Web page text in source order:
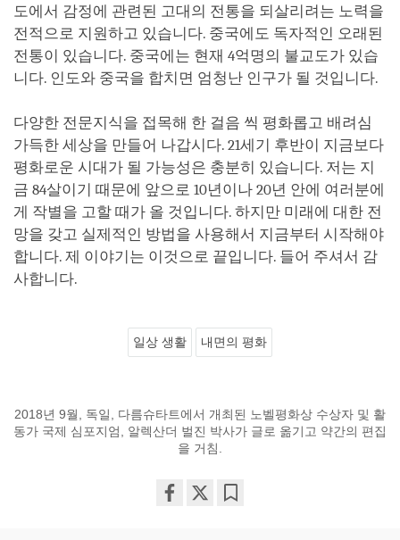
도에서 감정에 관련된 고대의 전통을 되살리려는 노력을
전적으로 지원하고 있습니다. 중국에도 독자적인 오래된
전통이 있습니다. 중국에는 현재 4억명의 불교도가 있습
니다. 인도와 중국을 합치면 엄청난 인구가 될 것입니다.
다양한 전문지식을 접목해 한 걸음 씩 평화롭고 배려심
가득한 세상을 만들어 나갑시다. 21세기 후반이 지금보다
평화로운 시대가 될 가능성은 충분히 있습니다. 저는 지
금 84살이기 때문에 앞으로 10년이나 20년 안에 여러분에
게 작별을 고할 때가 올 것입니다. 하지만 미래에 대한 전
망을 갖고 실제적인 방법을 사용해서 지금부터 시작해야
합니다. 제 이야기는 이것으로 끝입니다. 들어 주셔서 감
사합니다.
일상 생활 내면의 평화
2018년 9월, 독일, 다름슈타트에서 개최된 노벨평화상 수상자 및 활
동가 국제 심포지엄, 알렉산더 벌진 박사가 글로 옮기고 약간의 편집
을 거침.